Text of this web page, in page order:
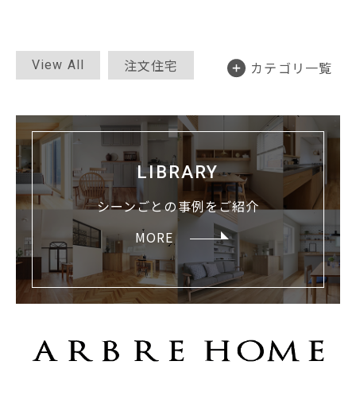
View All
注文住宅
断熱リノベ
平屋
店舗併用住宅
教室・サロン
シンプル
ジャパンディ
北欧
モダン
ナチュラル
カテゴリ一覧
LIBRARY
シーンごとの事例をご紹介
MORE